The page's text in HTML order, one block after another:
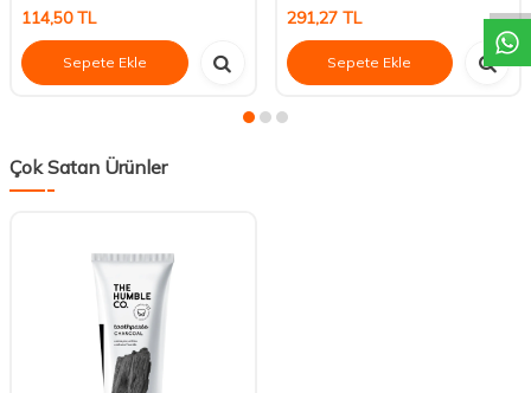
114,50TL
Sepete Ekle
291,27TL
Sepete Ekle
Çok Satan Ürünler